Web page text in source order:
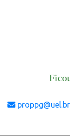
proppg@uel.br